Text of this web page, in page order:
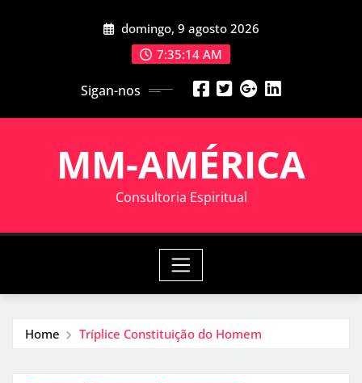
domingo, 9 agosto 2026
7:35:14 AM
Sigan-nos
MM-AMÉRICA
Consultoria Espiritual
Home Tríplice Constituição do Homem